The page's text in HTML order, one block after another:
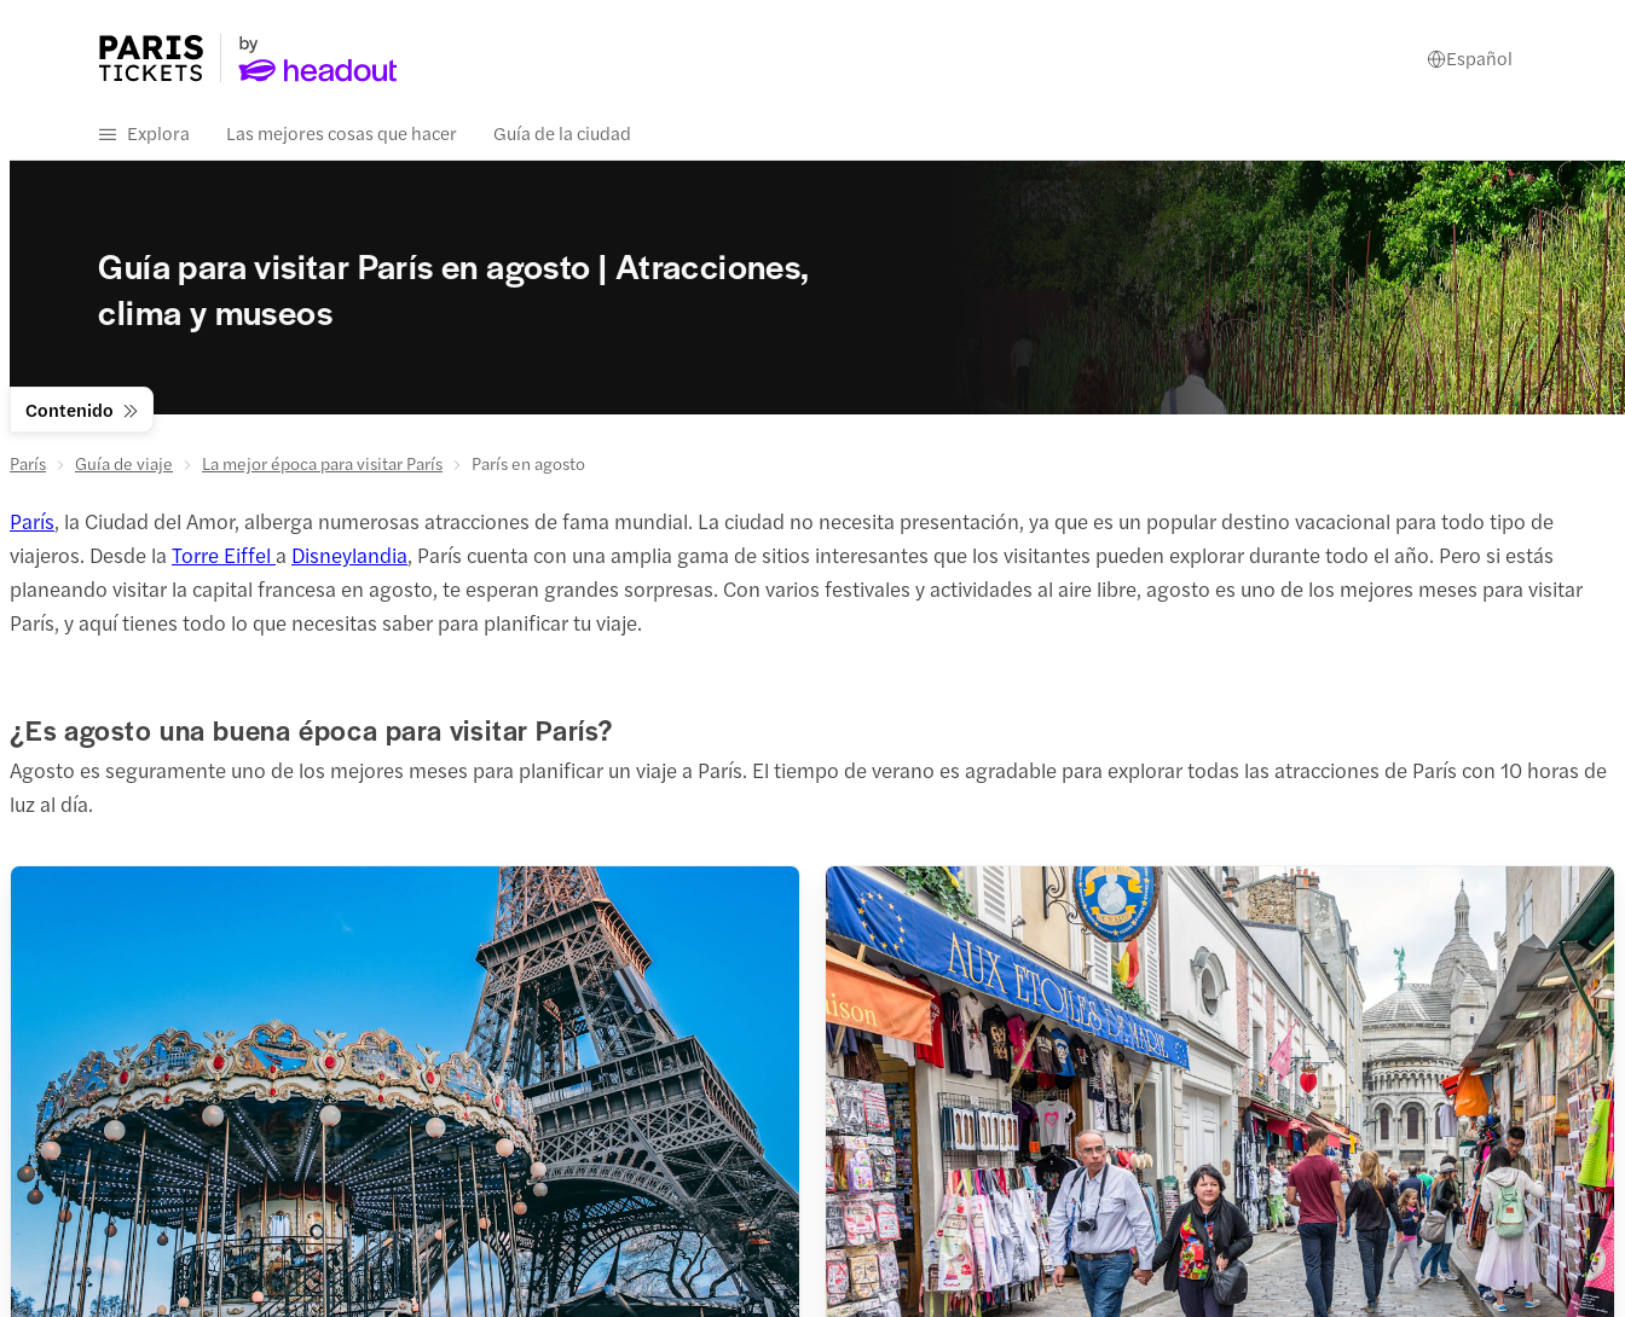
Español
Explora Las mejores cosas que hacer Guía de la ciudad
Contenido
Guía para visitar París en agosto | Atracciones,
clima y museos
París Guía de viaje La mejor época para visitar París París en agosto
París, la Ciudad del Amor, alberga numerosas atracciones de fama mundial. La ciudad no necesita presentación, ya que es un popular destino vacacional para todo tipo de
viajeros. Desde la Torre Eiffel a Disneylandia, París cuenta con una amplia gama de sitios interesantes que los visitantes pueden explorar durante todo el año. Pero si estás
planeando visitar la capital francesa en agosto, te esperan grandes sorpresas. Con varios festivales y actividades al aire libre, agosto es uno de los mejores meses para visitar
París, y aquí tienes todo lo que necesitas saber para planificar tu viaje.
¿Es agosto una buena época para visitar París?
Agosto es seguramente uno de los mejores meses para planificar un viaje a París. El tiempo de verano es agradable para explorar todas las atracciones de París con 10 horas de
luz al día.